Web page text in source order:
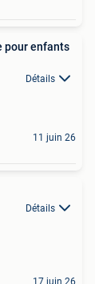
pour enfants
Détails
11 juin 26
Détails
17 juin 26